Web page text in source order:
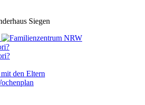
den Eltern